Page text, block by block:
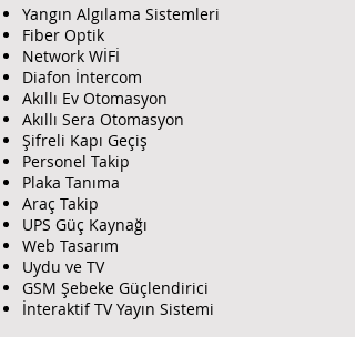
Yangın Algılama Sistemleri
Fiber Optik
Network WİFİ
Diafon İntercom
Akıllı Ev Otomasyon
Akıllı Sera Otomasyon
Şifreli Kapı Geçiş
Personel Takip
Plaka Tanıma
Araç Takip
UPS Güç Kaynağı
Web Tasarım
Uydu ve TV
GSM Şebeke Güçlendirici
İnteraktif TV Yayın Sistemi